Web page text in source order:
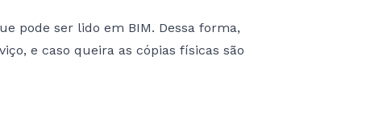
pode ser lido em BIM. Dessa forma,
e caso queira as cópias físicas são